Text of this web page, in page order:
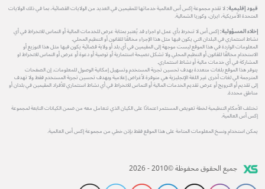
قيود إقليمية:لا تقدم مجموعة إكس أس العالمية خدماتها للمقيمين في العديد من الولايات القضائية، بما في ذلك الولايات
المتحدة الأمريكية، ايران، وكوريا الشمالية.
إخلاء المسؤولية:إكس أس لا تنخرط بأي عمل او اجراء قد يُعتبر بمثابة عرض للخدمات المالية أو التماس للانخراط في أي
نشاط استثماري في البلدان التي يكون فيها مثل هذا الإجراء مخالفًا للقانون أو التنظيم المحلي.
المعلومات الواردة في هذا الموقع ليست موجهة إلى المقيمين في أي بلد أو ولاية قضائية يكون فيها مثل هذا التوزيع أو
الاستخدام مخالفًا للقانون أو التنظيم المحلي ولا تشكل نصيحة استثمارية أو توصية أو دعوة أو عرض أو التماس للانخراط او
المشاركة في أي خدمات مالية أو نشاط استثماري.
يتوفر هذا الموقع بلغات متعددة بهدف تحسين تجربة المستخدم وتسهيل إمكانية الوصول للمعلومات. إن الصفحات
المترجمة الي لغات أخرى غير اللغة الإنجليزية هي متوفرة لأغراض إعلامية وبهدف تحسين تجربة المستخدم فقط ولا تهدف
إلى تقديم أو الترويج أو عرض تقديم الخدمات المالية أو التماس للانخراط في أي نشاط استثماري للأفراد المقيمين في بلدان أو
مناطق محددة.
تختلف الأحكام التنظيمية لخطة تعويض المستثمر اعتمادًا على الكيان الذي تتعامل معه من ضمن الكيانات التابعة لمجموعة
إكس أس العالمية.
يمكن استخدام ونسخ المعلومات المتاحة على هذا الموقع فقط بإذن خطي من مجموعة إكس أس العالمية.
جميع الحقوق محفوظة ©2010 - 2026